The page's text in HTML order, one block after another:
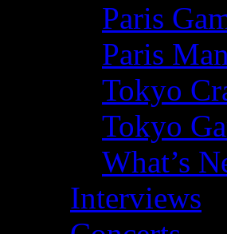
Paris
Paris
Tokyo
Tokyo
What’s
Interviews